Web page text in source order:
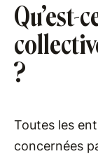
Qu’est-
?
Toutes les
concernées